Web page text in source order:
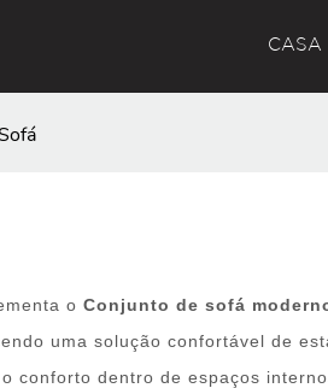
CASA
o Conjunto de sofá
uma solução confortável de
conforto dentro de espaços